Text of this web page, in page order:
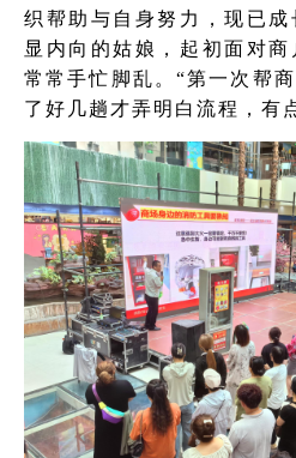
织帮助与自身努力，现已
显内向的姑娘，起初面对
常常手忙脚乱。“第一次帮
了好几趟才弄明白流程，有